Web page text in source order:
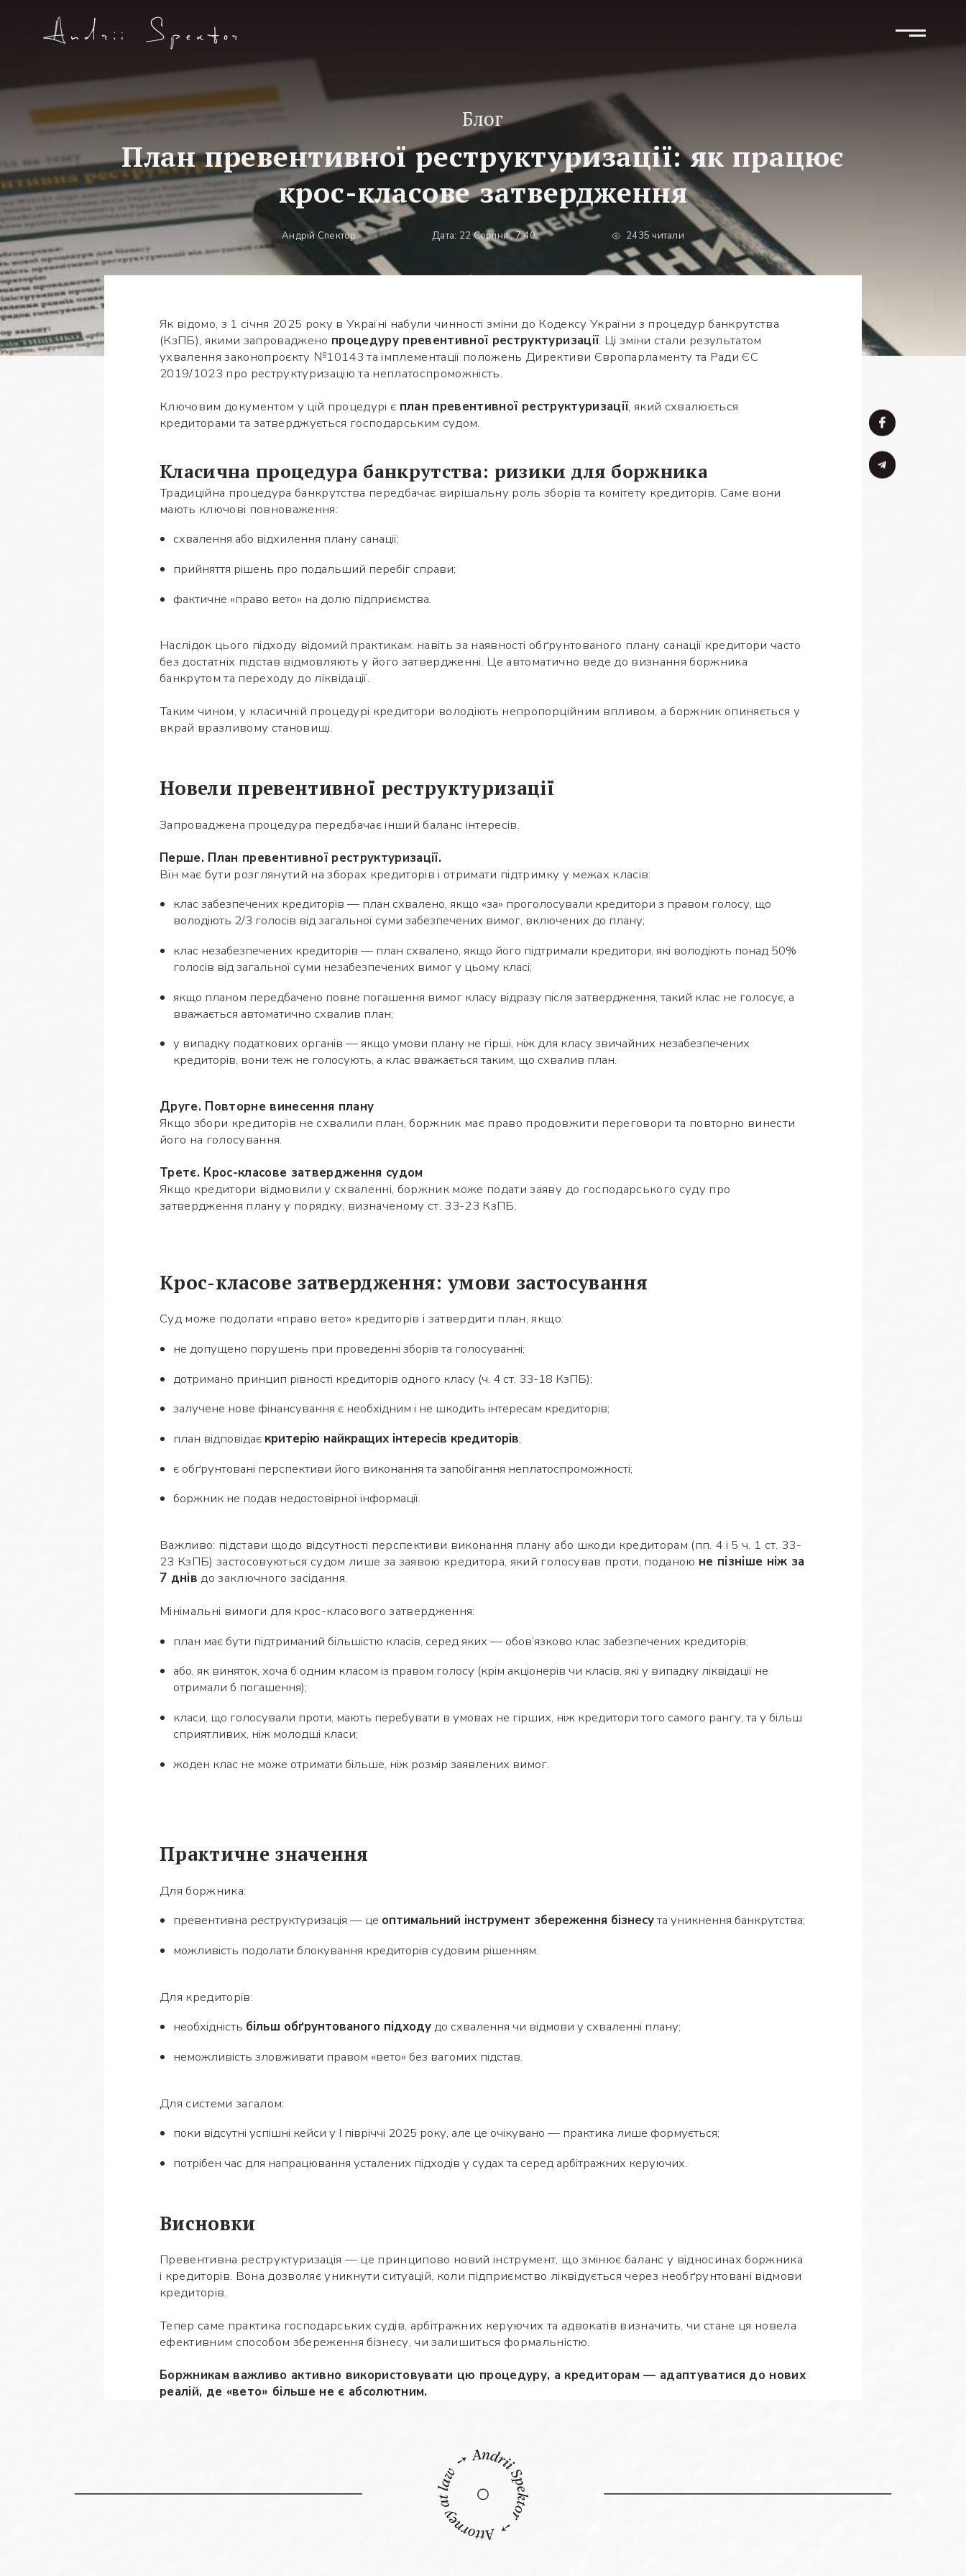
Блог
План превентивної реструктуризації: як працює
крос-класове затвердження
Андрій Спектор Дата: 22 Серпня , 7:40 2435 читали
Як відомо, з 1 січня 2025 року в Україні набули чинності зміни до Кодексу України з процедур банкрутства
(КзПБ), якими запроваджено процедуру превентивної реструктуризації. Ці зміни стали результатом
ухвалення законопроєкту №10143 та імплементації положень Директиви Європарламенту та Ради ЄС
2019/1023 про реструктуризацію та неплатоспроможність.
Ключовим документом у цій процедурі є план превентивної реструктуризації, який схвалюється
кредиторами та затверджується господарським судом.
Класична процедура банкрутства: ризики для боржника
Традиційна процедура банкрутства передбачає вирішальну роль зборів та комітету кредиторів. Саме вони
мають ключові повноваження:
схвалення або відхилення плану санації;
прийняття рішень про подальший перебіг справи;
фактичне «право вето» на долю підприємства.
Наслідок цього підходу відомий практикам: навіть за наявності обґрунтованого плану санації кредитори часто
без достатніх підстав відмовляють у його затвердженні. Це автоматично веде до визнання боржника
банкрутом та переходу до ліквідації.
Таким чином, у класичній процедурі кредитори володіють непропорційним впливом, а боржник опиняється у
вкрай вразливому становищі.
Новели превентивної реструктуризації
Запроваджена процедура передбачає інший баланс інтересів.
Перше. План превентивної реструктуризації.
Він має бути розглянутий на зборах кредиторів і отримати підтримку у межах класів:
клас забезпечених кредиторів — план схвалено, якщо «за» проголосували кредитори з правом голосу, що
володіють 2/3 голосів від загальної суми забезпечених вимог, включених до плану;
клас незабезпечених кредиторів — план схвалено, якщо його підтримали кредитори, які володіють понад 50%
голосів від загальної суми незабезпечених вимог у цьому класі;
якщо планом передбачено повне погашення вимог класу відразу після затвердження, такий клас не голосує, а
вважається автоматично схвалив план;
у випадку податкових органів — якщо умови плану не гірші, ніж для класу звичайних незабезпечених
кредиторів, вони теж не голосують, а клас вважається таким, що схвалив план.
Друге. Повторне винесення плану
Якщо збори кредиторів не схвалили план, боржник має право продовжити переговори та повторно винести
його на голосування.
Третє. Крос-класове затвердження судом
Якщо кредитори відмовили у схваленні, боржник може подати заяву до господарського суду про
затвердження плану у порядку, визначеному ст. 33-23 КзПБ.
Крос-класове затвердження: умови застосування
Суд може подолати «право вето» кредиторів і затвердити план, якщо:
не допущено порушень при проведенні зборів та голосуванні;
дотримано принцип рівності кредиторів одного класу (ч. 4 ст. 33-18 КзПБ);
залучене нове фінансування є необхідним і не шкодить інтересам кредиторів;
план відповідає критерію найкращих інтересів кредиторів;
є обґрунтовані перспективи його виконання та запобігання неплатоспроможності;
боржник не подав недостовірної інформації.
Важливо: підстави щодо відсутності перспективи виконання плану або шкоди кредиторам (пп. 4 і 5 ч. 1 ст. 33-
23 КзПБ) застосовуються судом лише за заявою кредитора, який голосував проти, поданою не пізніше ніж за
7 днів до заключного засідання.
Мінімальні вимоги для крос-класового затвердження:
план має бути підтриманий більшістю класів, серед яких — обов’язково клас забезпечених кредиторів;
або, як виняток, хоча б одним класом із правом голосу (крім акціонерів чи класів, які у випадку ліквідації не
отримали б погашення);
класи, що голосували проти, мають перебувати в умовах не гірших, ніж кредитори того самого рангу, та у більш
сприятливих, ніж молодші класи;
жоден клас не може отримати більше, ніж розмір заявлених вимог.
Практичне значення
Для боржника:
превентивна реструктуризація — це оптимальний інструмент збереження бізнесута уникнення банкрутства;
можливість подолати блокування кредиторів судовим рішенням.
Для кредиторів:
необхідність більш обґрунтованого підходудо схвалення чи відмови у схваленні плану;
неможливість зловживати правом «вето» без вагомих підстав.
Для системи загалом:
поки відсутні успішні кейси у І півріччі 2025 року, але це очікувано — практика лише формується;
потрібен час для напрацювання усталених підходів у судах та серед арбітражних керуючих.
Висновки
Превентивна реструктуризація — це принципово новий інструмент, що змінює баланс у відносинах боржника
і кредиторів. Вона дозволяє уникнути ситуацій, коли підприємство ліквідується через необґрунтовані відмови
кредиторів.
Тепер саме практика господарських судів, арбітражних керуючих та адвокатів визначить, чи стане ця новела
ефективним способом збереження бізнесу, чи залишиться формальністю.
Боржникам важливо активно використовувати цю процедуру, а кредиторам — адаптуватися до нових
реалій, де «вето» більше не є абсолютним.
Номер телефону *
Яке питання Символів:
Заповніть потрібні поля
Використайте ваш смартфон щоб
додати мене до контактів.